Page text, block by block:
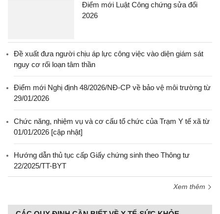
Điểm mới Luật Công chứng sửa đổi
2026
Đề xuất đưa người chịu áp lực công việc vào diện giám sát
nguy cơ rối loạn tâm thần
Điểm mới Nghị định 48/2026/NĐ-CP về bảo vệ môi trường từ
29/01/2026
Chức năng, nhiệm vụ và cơ cấu tổ chức của Trạm Y tế xã từ
01/01/2026 [cập nhật]
Hướng dẫn thủ tục cấp Giấy chứng sinh theo Thông tư
22/2025/TT-BYT
Xem thêm